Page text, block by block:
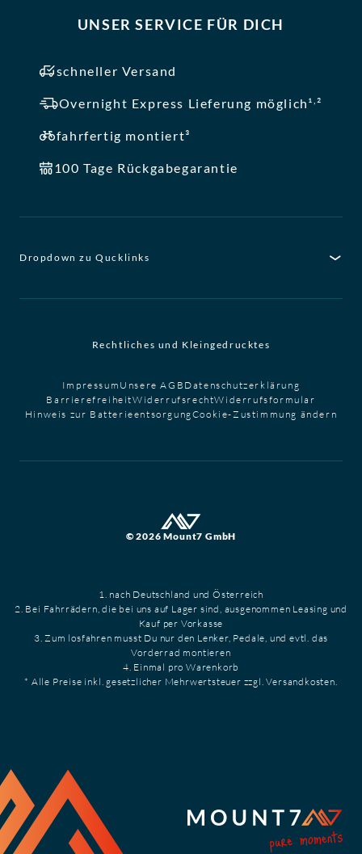
UNSER SERVICE FÜR DICH
schneller Versand
Overnight Express Lieferung möglich¹ ,²
fahrfertig montiert³
100 Tage Rückgabegarantie
Dropdown zu Qucklinks
Rechtliches und Kleingedrucktes
Impressum Unsere AGB Datenschutzerklärung
BarrierefreiheitWiderrufsrechtWiderrufsformular
Hinweis zur BatterieentsorgungCookie-Zustimmung ändern
© 2026 Mount7 GmbH
1. nach Deutschland und Österreich
2. Bei Fahrrädern, die bei uns auf Lager sind, ausgenommen Leasing und
Kauf per Vorkasse
3. Zum losfahren musst Du nur den Lenker, Pedale, und evtl. das
Vorderrad montieren
4. Einmal pro Warenkorb
* Alle Preise inkl. gesetzlicher Mehrwertsteuer zzgl. Versandkosten.